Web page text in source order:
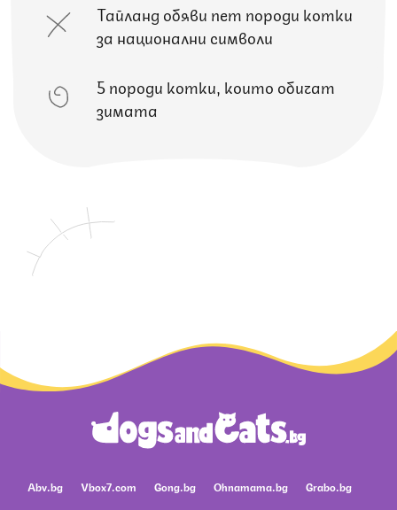
Тайланд обяви пет породи котки
за национални символи
5 породи котки, които обичат
зимата
Abv.bg Vbox7.com Gong.bg Ohnamama.bg
Grabo.bg